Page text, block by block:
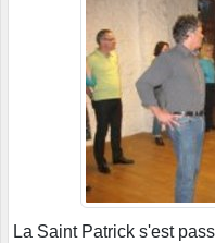
La Saint Patrick s'est